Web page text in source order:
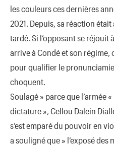
les couleurs ces dernières
2021. Depuis, sa réaction était
tardé. Si l’opposant se
arrive à Condé et son régime,
pour qualifier le
choquent.
Soulagé » parce que l’armée
dictature », Cellou Dalein
s’est emparé du pouvoir en
a souligné que » l’exposé des